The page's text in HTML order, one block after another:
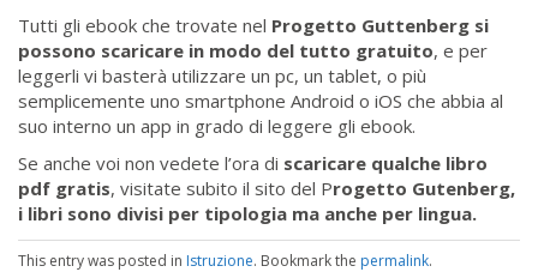
Tutti gli ebook che trovate nel Progetto Guttenberg si
possono scaricare in modo del tutto gratuito, e per
leggerli vi basterà utilizzare un pc, un tablet, o più
semplicemente uno smartphone Android o iOS che abbia al
suo interno un app in grado di leggere gli ebook.
Se anche voi non vedete l’ora di scaricare qualche libro
pdf gratis, visitate subito il sito del Progetto Gutenberg,
i libri sono divisi per tipologia ma anche per lingua.
This entry was posted in Istruzione. Bookmark the permalink.